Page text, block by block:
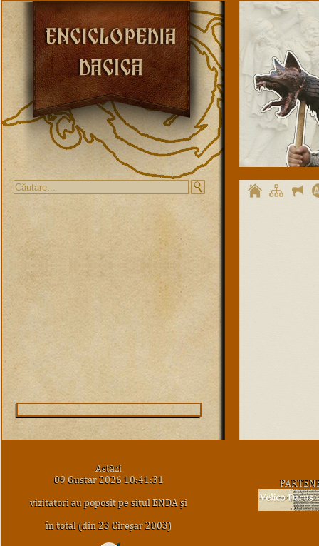
Astăzi
09 Gustar 2026 10:41:31
vizitatori au poposit pe situl ENDA şi
în total (din 23 Cireşar 2003)